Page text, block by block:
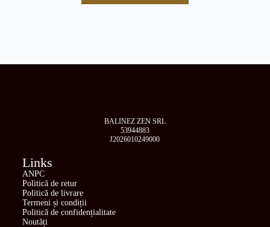
BALINEZ ZEN SRL
53944883
J2026010249000
Links
ANPC
Politică de retur
Politică de livrare
Termeni și condiții
Politică de confidențialitate
Noutăți